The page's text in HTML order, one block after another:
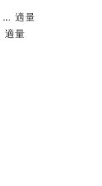
… 適量
適量